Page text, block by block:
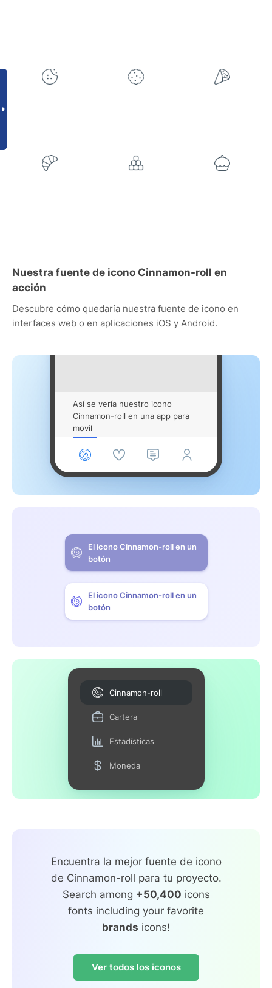
Nuestra fuente de icono Cinnamon-roll en
acción
Descubre cómo quedaría nuestra fuente de icono en
interfaces web o en aplicaciones iOS y Android.
Así se vería nuestro icono
Cinnamon-roll en una app para
movil
El icono Cinnamon-roll en un
botón
El icono Cinnamon-roll en un
botón
Cinnamon-roll
Cartera
Estadísticas
Moneda
Encuentra la mejor fuente de icono
de Cinnamon-roll para tu proyecto.
Search among +50,400 icons
fonts including your favorite
brands icons!
Ver todos los iconos